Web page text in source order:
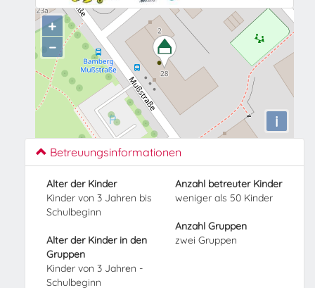
+
−
i
Betreuungsinformationen
Alter der Kinder
Kinder von 3 Jahren bis
Schulbeginn
Alter der Kinder in den
Gruppen
Kinder von 3 Jahren -
Schulbeginn
Anzahl betreuter Kinder
weniger als 50 Kinder
Anzahl Gruppen
zwei Gruppen